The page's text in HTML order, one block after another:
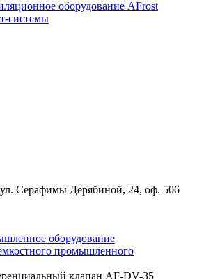
оборудование AFrost
системы
ул. Серафимы Дерябиной, 24, оф. 506
оборудование
промышленного
клапан AF-DV-35